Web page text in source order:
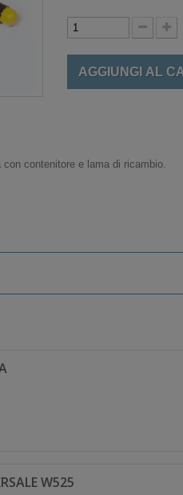
AGGIUNGI AL
contenitore e lama di ricambio.
W525